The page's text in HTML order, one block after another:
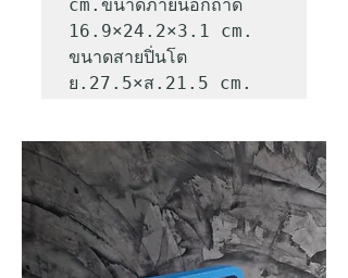
cm.ขนาดภายนอกถาด
16.9×24.2×3.1 cm.
ขนาดสายปิ่นโต
ย.27.5×ส.21.5 cm.